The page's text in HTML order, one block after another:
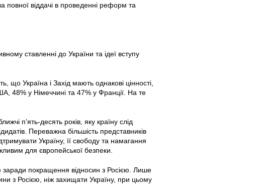
повної віддачі в проведенні реформ та
ставленні до України та ідеї вступу
Україна і Захід мають однакові цінності,
48% у Німеччині та 47% у Франції. На те
п’ять-десять років, яку країну слід
Переважна більшість представників
Україну, її свободу та намагання
для європейської безпеки.
заради покращення відносин з Росією. Лише
з Росією, ніж захищати Україну, при цьому